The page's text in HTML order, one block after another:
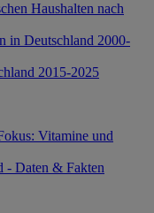
Haushalten nach
in Deutschland 2000-
2015-2025
Vitamine und
- Daten & Fakten